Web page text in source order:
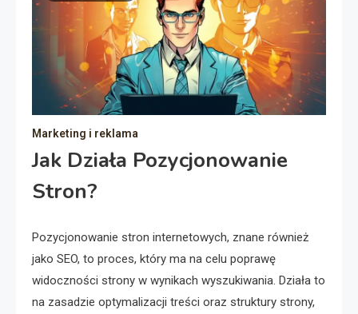
Marketing i reklama
Jak Działa Pozycjonowanie
Stron?
Pozycjonowanie stron internetowych, znane również
jako SEO, to proces, który ma na celu poprawę
widoczności strony w wynikach wyszukiwania. Działa to
na zasadzie optymalizacji treści oraz struktury strony,